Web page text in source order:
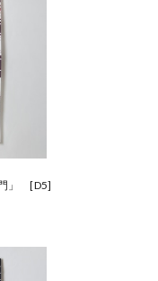
」 [D5]